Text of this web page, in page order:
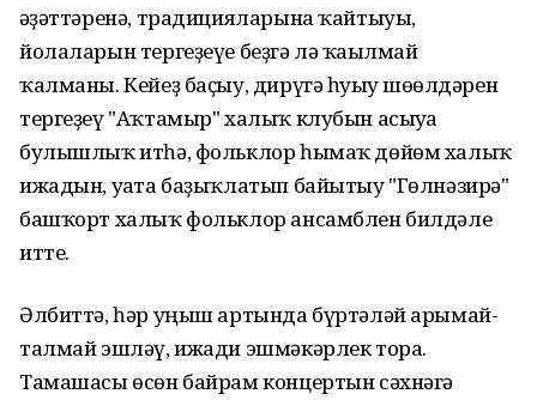
ғәҙәттәренә, традицияларына ҡайтыуы,
йолаларын тергеҙеүе беҙгә лә ҡағылмай
ҡалманы. Кейеҙ баҫыу, дирүгә һуғыу шөғөлдәрен
тергеҙеү "Аҡтамыр" халыҡ клубын асыуға
булышлыҡ итһә, фольклор һымаҡ дөйөм халыҡ
ижадын, уғата баҙыҡлатып байытыу "Гөлнәзирә"
башҡорт халыҡ фольклор ансамблен билдәле
итте.
Әлбиттә, һәр уңыш артында бүртәләй арымай-
талмай эшләү, ижади эшмәкәрлек тора.
Тамашасы өсөн байрам концертын сәхнәгә